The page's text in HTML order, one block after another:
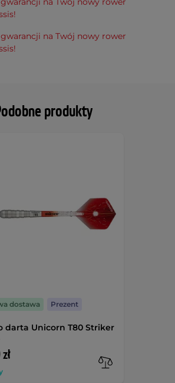
produkty
darta Unicorn T80 Striker
dostawa Prezent
na Twój nowy rower